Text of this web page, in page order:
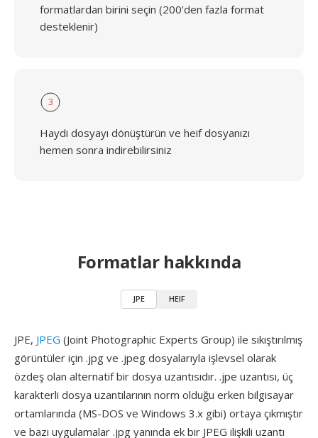
formatlardan birini seçin (200'den fazla format
desteklenir)
3
Haydi dosyayı dönüştürün ve heif dosyanızı
hemen sonra indirebilirsiniz
Formatlar hakkında
JPE HEIF
JPE, JPEG (Joint Photographic Experts Group) ile sıkıştırılmış
görüntüler için .jpg ve .jpeg dosyalarıyla işlevsel olarak
özdeş olan alternatif bir dosya uzantısıdır. .jpe uzantısı, üç
karakterli dosya uzantılarının norm olduğu erken bilgisayar
ortamlarında (MS-DOS ve Windows 3.x gibi) ortaya çıkmıştır
ve bazı uygulamalar .jpg yanında ek bir JPEG ilişkili uzantı